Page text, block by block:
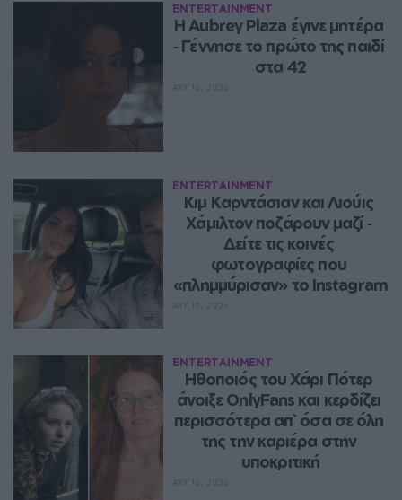
ENTERTAINMENT
Η Aubrey Plaza έγινε μητέρα
‑ Γέννησε το πρώτο της παιδί
στα 42
ENTERTAINMENT
Κιμ Καρντάσιαν και Λιούις
Χάμιλτον ποζάρουν μαζί ‑
Δείτε τις κοινές
φωτογραφίες που
«πλημμύρισαν» το Instagram
ENTERTAINMENT
Ηθοποιός του Χάρι Πότερ
άνοιξε OnlyFans και κερδίζει
περισσότερα απ` όσα σε όλη
της την καριέρα στην
υποκριτική